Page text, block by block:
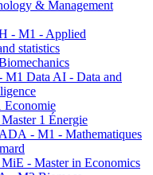
& Management
- M1 - Applied
statistics
Data AI - Data and
1 Énergie
- M1 - Mathematiques
- Master in Economics